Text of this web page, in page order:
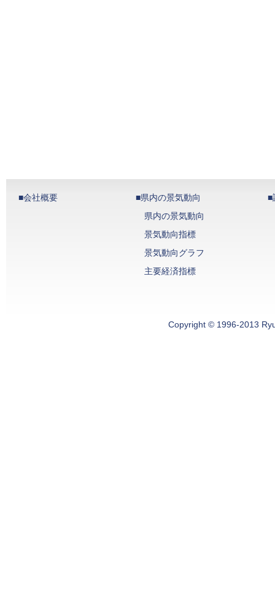
■会社概要
■県内の景気動向
県内の景気動向
景気動向指標
景気動向グラフ
主要経済指標
■
Copyright © 1996-2013